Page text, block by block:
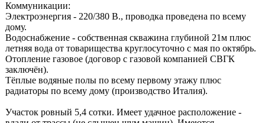
Коммуникации:
Электроэнергия - 220/380 В., проводка проведена по всему
дому.
Водоснабжение - собственная скважина глубиной 21м плюс
летняя вода от товарищества круглосуточно с мая по октябрь.
Отопление газовое (договор с газовой компанией СВГК
заключён).
Тёплые водяные полы по всему первому этажу плюс
радиаторы по всему дому (производство Италия).
Участок ровный 5,4 сотки. Имеет удачное расположение -